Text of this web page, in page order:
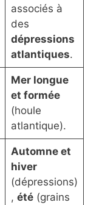
associés à
des
dépressions
atlantiques.
Mer longue
et formée
(houle
atlantique).
Automne et
hiver
(dépressions)
, été(grains